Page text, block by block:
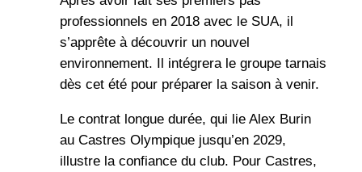
professionnels en 2018 avec le SUA, il
s’apprête à découvrir un nouvel
environnement. Il intégrera le groupe tarnais
dès cet été pour préparer la saison à venir.
Le contrat longue durée, qui lie Alex Burin
au Castres Olympique jusqu’en 2029,
illustre la confiance du club. Pour Castres,